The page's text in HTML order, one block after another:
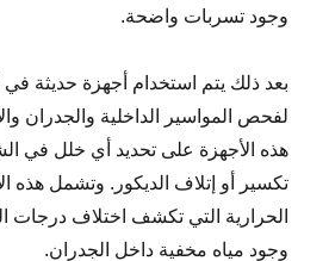
وجود تسربات واضحة.
بعد ذلك يتم استخدام أجهزة حديثة
لفحص المواسير الداخلية والجدران
هذه الأجهزة على تحديد أي خلل في
تكسير أو إتلاف الديكور. وتشمل هذه
الحرارية التي تكشف اختلاف درجات
وجود مياه مخفية داخل الجدران.